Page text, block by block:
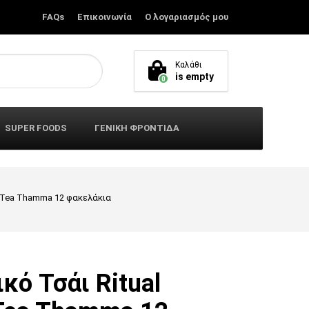
FAQs Επικοινωνία Ο λογαριασμός μου
0
Καλάθι
is empty
SUPER FOODS ΓΕΝΙΚΗ ΦΡΟΝΤΙΔΑ
Thamma 12 φακελάκια
Τσάι Ritual